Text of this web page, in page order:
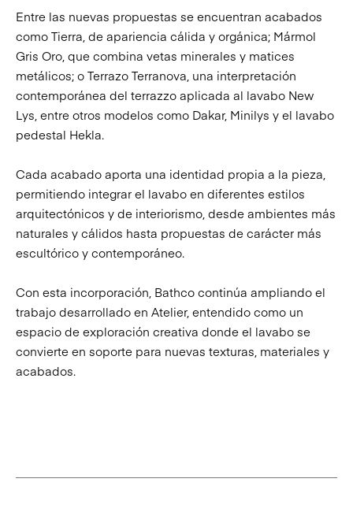
Entre las nuevas propuestas se encuentran acabados
comoTierra , de apariencia cálida y orgánica; Mármol
Gris Oro , que combina vetas minerales y matices
metálicos; oTerrazo Terranova, una interpretación
contemporánea del terrazzo aplicada al lavabo New
Lys, entre otros modelos como Dakar, Minilys y el lavabo
pedestal Hekla.
Cada acabado aporta una identidad propia a la pieza,
permitiendo integrar el lavabo en diferentes estilos
arquitectónicos y de interiorismo, desde ambientes más
naturales y cálidos hasta propuestas de carácter más
escultórico y contemporáneo.
Con esta incorporación, Bathco continúa ampliando el
trabajo desarrollado en Atelier, entendido como un
espacio de exploración creativa donde el lavabo se
convierte en soporte para nuevas texturas, materiales y
acabados.